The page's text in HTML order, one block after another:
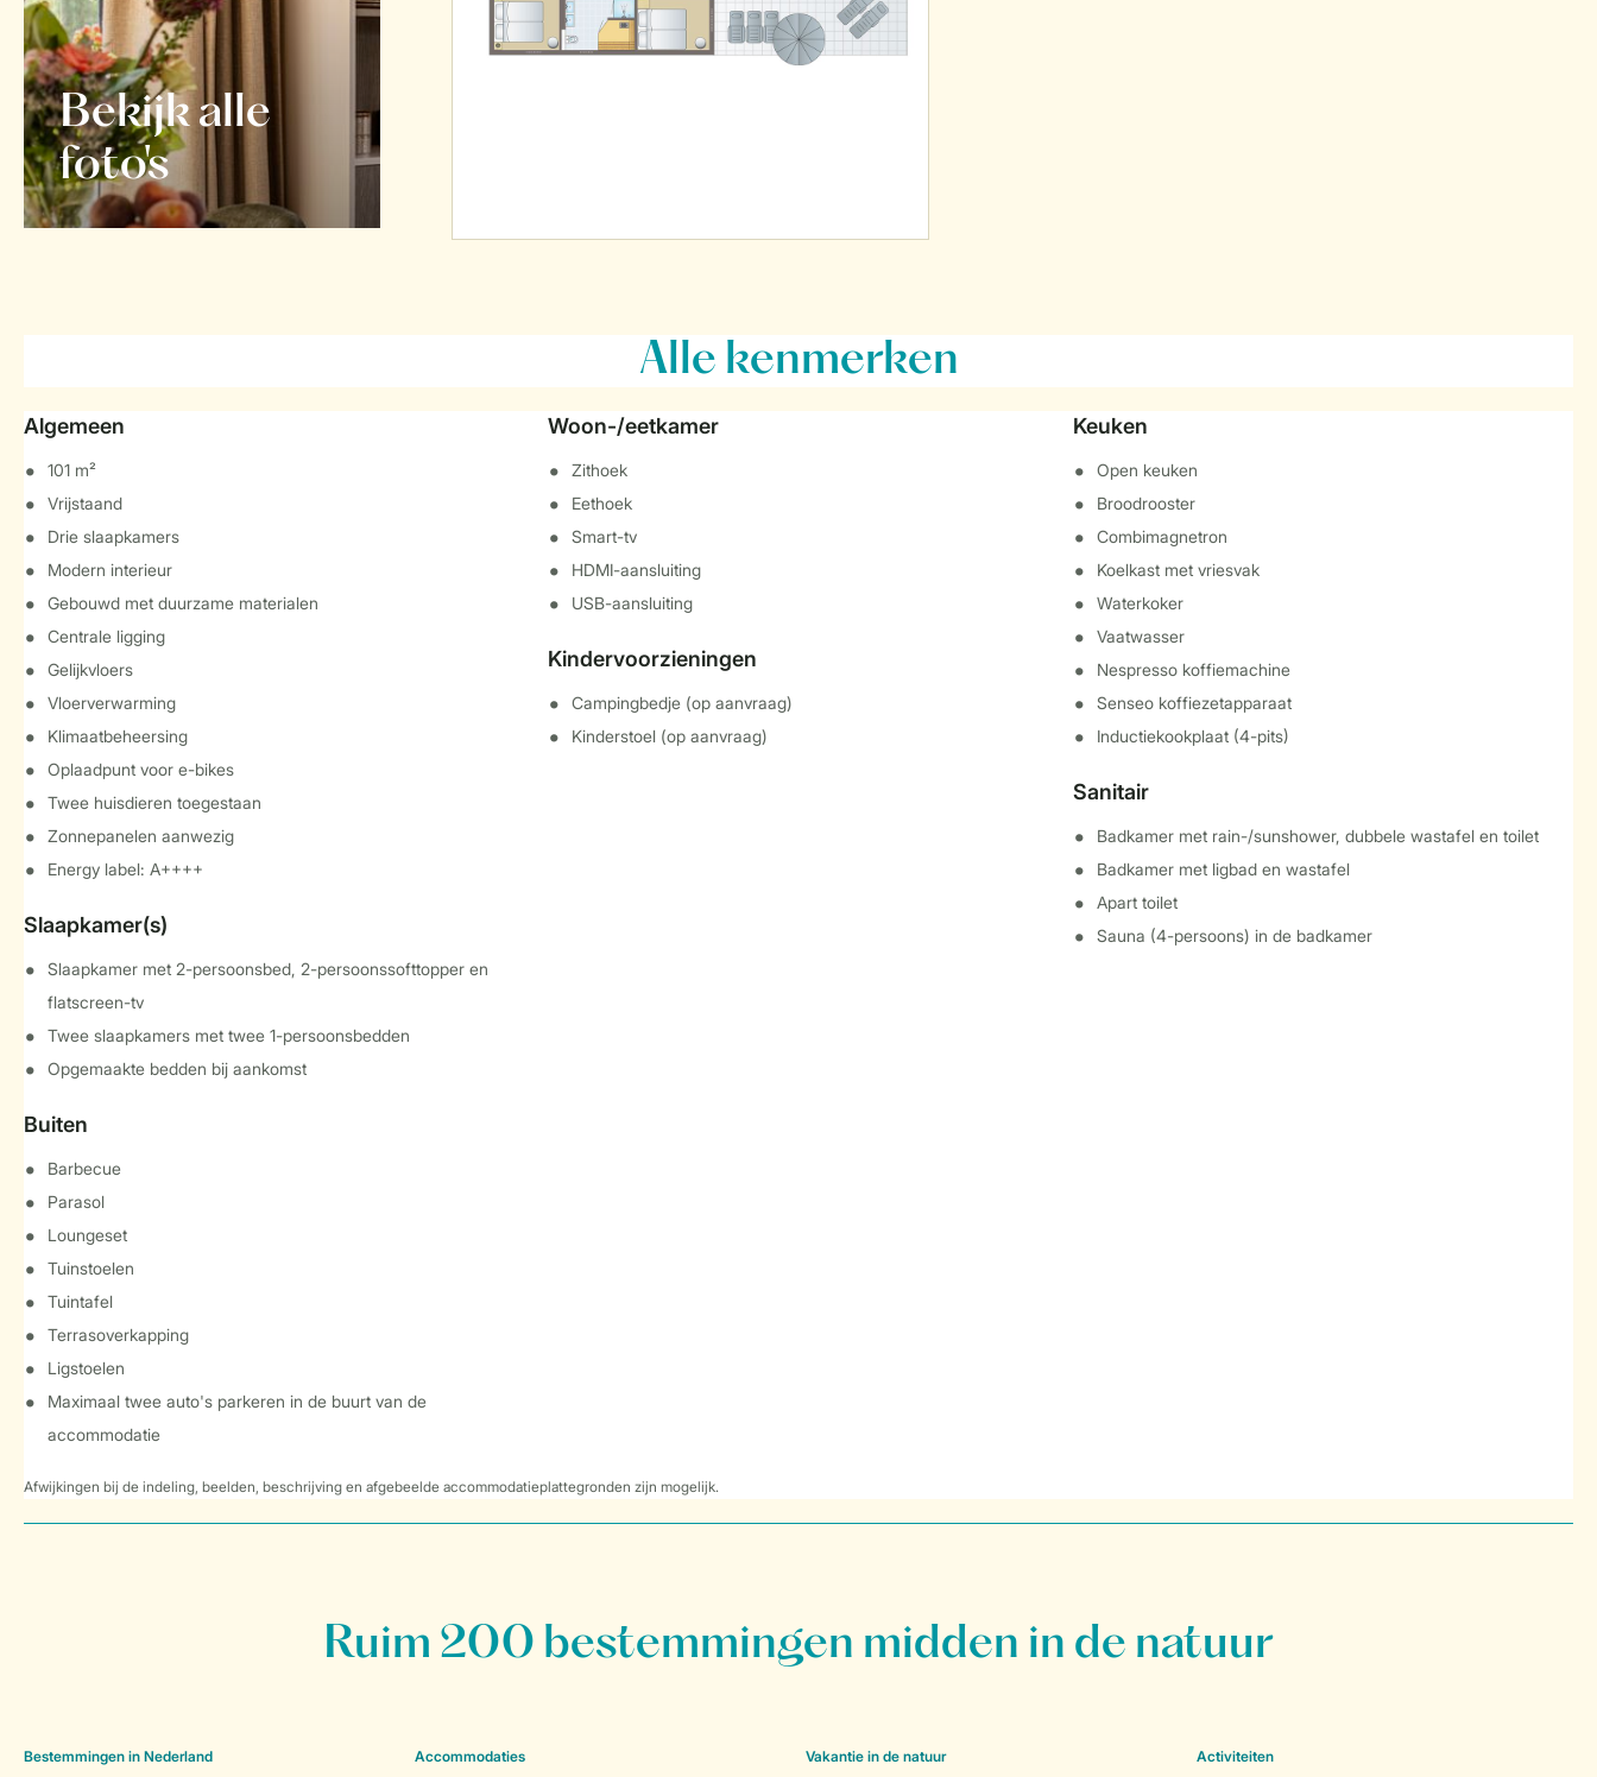
Bekijk alle
foto's
Alle kenmerken
Algemeen
101 m²
Vrijstaand
Drie slaapkamers
Modern interieur
Gebouwd met duurzame materialen
Centrale ligging
Gelijkvloers
Vloerverwarming
Klimaatbeheersing
Oplaadpunt voor e-bikes
Twee huisdieren toegestaan
Zonnepanelen aanwezig
Energy label: A++++
Slaapkamer(s)
Slaapkamer met 2-persoonsbed, 2-persoonssofttopper en
flatscreen-tv
Twee slaapkamers met twee 1-persoonsbedden
Opgemaakte bedden bij aankomst
Buiten
Barbecue
Parasol
Loungeset
Tuinstoelen
Tuintafel
Terrasoverkapping
Ligstoelen
Maximaal twee auto's parkeren in de buurt van de
accommodatie
Woon-/eetkamer
Zithoek
Eethoek
Smart-tv
HDMI-aansluiting
USB-aansluiting
Kindervoorzieningen
Campingbedje (op aanvraag)
Kinderstoel (op aanvraag)
Keuken
Open keuken
Broodrooster
Combimagnetron
Koelkast met vriesvak
Waterkoker
Vaatwasser
Nespresso koffiemachine
Senseo koffiezetapparaat
Inductiekookplaat (4-pits)
Sanitair
Badkamer met rain-/sunshower, dubbele wastafel en toilet
Badkamer met ligbad en wastafel
Apart toilet
Sauna (4-persoons) in de badkamer
Afwijkingen bij de indeling, beelden, beschrijving en afgebeelde accommodatieplattegronden zijn mogelijk.
Ruim 200 bestemmingen midden in de natuur
Bestemmingen in Nederland Accommodaties Vakantie in de natuur Activiteiten